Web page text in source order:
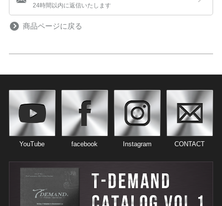
24時間以内に返信いたします
商品ページに戻る
YouTube facebook Instagram CONTACT